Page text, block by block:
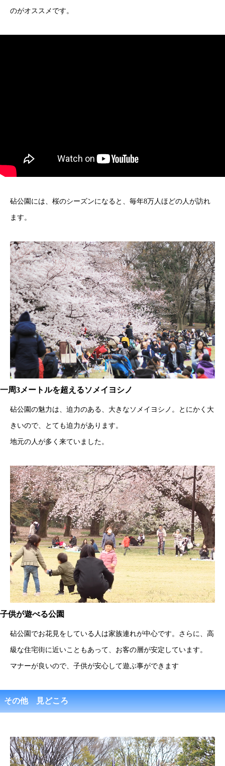
のがオススメです。
砧公園には、桜のシーズンになると、毎年8万人ほどの人が訪れ
ます。
一周3メートルを超えるソメイヨシノ
砧公園の魅力は、迫力のある、大きなソメイヨシノ。とにかく大
きいので、とても迫力があります。
地元の人が多く来ていました。
子供が遊べる公園
砧公園でお花見をしている人は家族連れが中心です。さらに、高
級な住宅街に近いこともあって、お客の層が安定しています。
マナーが良いので、子供が安心して遊ぶ事ができます
その他 見どころ